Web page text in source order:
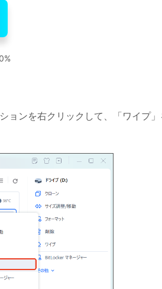
ョンを右クリックして、「ワイプ